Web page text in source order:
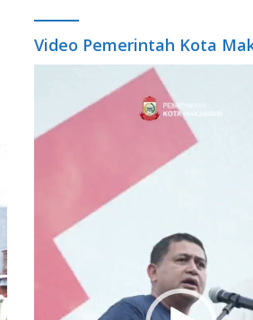
Video Pemerintah Kota